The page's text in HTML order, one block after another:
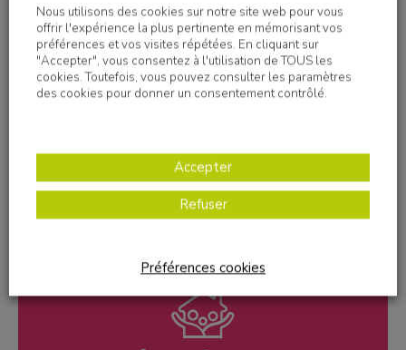
+
−
Leaflet
Nous utilisons des cookies sur notre site web pour vous
offrir l'expérience la plus pertinente en mémorisant vos
préférences et vos visites répétées. En cliquant sur
"Accepter", vous consentez à l'utilisation de TOUS les
cookies. Toutefois, vous pouvez consulter les paramètres
des cookies pour donner un consentement contrôlé.
Accepter
Refuser
Préférences cookies